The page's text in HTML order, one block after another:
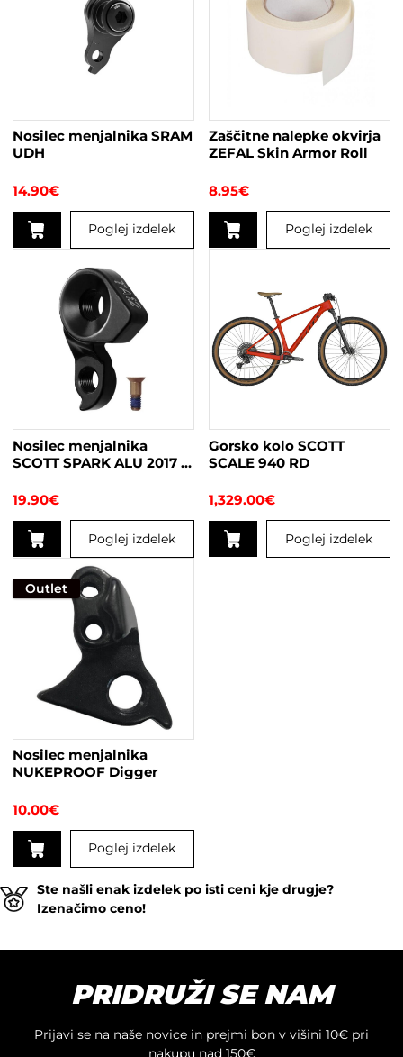
Nosilec menjalnika SRAM
UDH
14.90€
Poglej izdelek
Zaščitne nalepke okvirja
ZEFAL Skin Armor Roll
8.95€
Poglej izdelek
Nosilec menjalnika
SCOTT SPARK ALU 2017 –
19.90€
Poglej izdelek
Gorsko kolo SCOTT
SCALE 940 RD
1,329.00€
Poglej izdelek
Outlet
Nosilec menjalnika
NUKEPROOF Digger
10.00€
Poglej izdelek
Ste našli enak izdelek po isti ceni kje drugje?
Izenačimo ceno!
PRIDRUŽI SE NAM
Prijavi se na naše novice in prejmi bon v višini 10€ pri
nakupu nad 150€